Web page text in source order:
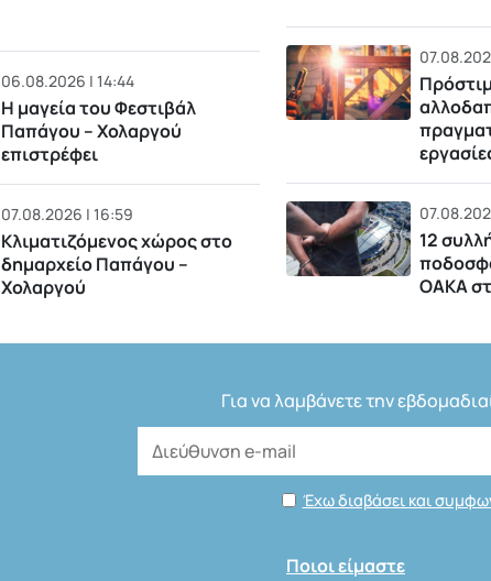
06.08.2026 | 14:44
Η μαγεία του Φεστιβάλ
Παπάγου – Χολαργού
επιστρέφει
07.08.2026 | 16:59
Κλιματιζόμενος χώρος στο
δημαρχείο Παπάγου –
Χολαργού
12
ΟΑΚΑ
Για να λαμβάνετε την
Έχω διαβάσει και
Ποιοι είμαστε